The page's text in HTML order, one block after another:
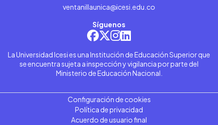
ventanillaunica@icesi.edu.co
Síguenos
La Universidad Icesi es una Institución de Educación Superior que
se encuentra sujeta a inspección y vigilancia por parte del
Ministerio de Educación Nacional.
Configuración de cookies
Política de privacidad
Acuerdo de usuario final